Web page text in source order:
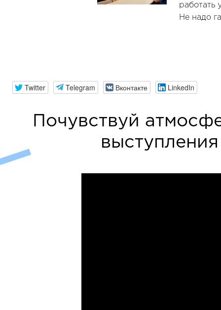
работать
Не надо
Twitter Telegram Вконтакте LinkedIn
Почувствуй